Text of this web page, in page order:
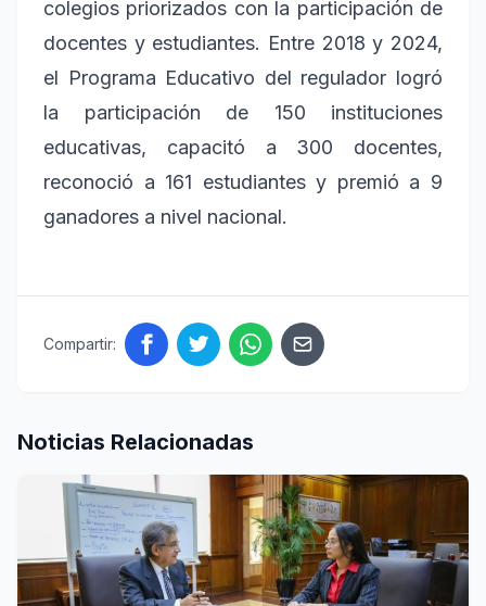
colegios priorizados con la participación de
docentes y estudiantes. Entre 2018 y 2024,
el Programa Educativo del regulador logró
la participación de 150 instituciones
educativas, capacitó a 300 docentes,
reconoció a 161 estudiantes y premió a 9
ganadores a nivel nacional.
Compartir:
Noticias Relacionadas